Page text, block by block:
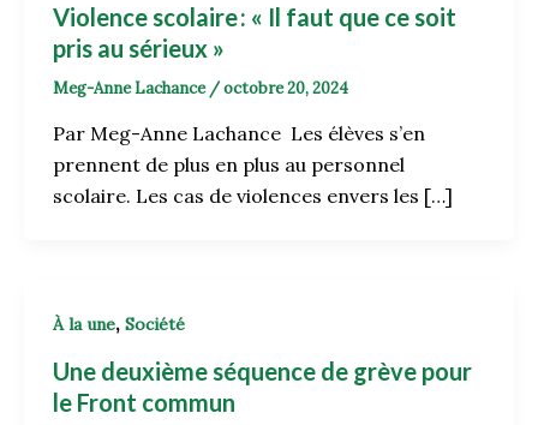
Violence scolaire : « Il faut que ce soit
pris au sérieux »
Meg-Anne Lachance /octobre 20, 2024
Par Meg-Anne Lachance Les élèves s’en
prennent de plus en plus au personnel
scolaire. Les cas de violences envers les […]
À la une, Société
Une deuxième séquence de grève pour
le Front commun